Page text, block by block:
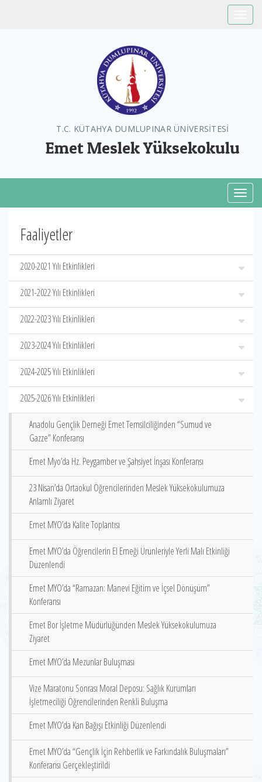
T.C. KÜTAHYA DUMLUPINAR ÜNİVERSİTESİ
Emet Meslek Yüksekokulu
Faaliyetler
2020-2021 Yılı Etkinlikleri
2021-2022 Yılı Etkinlikleri
2022-2023 Yılı Etkinlikleri
2023-2024 Yılı Etkinlikleri
2024-2025 Yılı Etkinlikleri
2025-2026 Yılı Etkinlikleri
Anadolu Gençlik Derneği Emet Temsilciliğinden “Sumud ve
Gazze” Konferansı
Emet Myo’da Hz. Peygamber ve Şahsiyet İnşası Konferansı
23 Nisan’da Ortaokul Öğrencilerinden Meslek Yüksekokulumuza
Anlamlı Ziyaret
Emet MYO’da Kalite Toplantısı
Emet MYO’da Öğrencilerin El Emeği Ürünleriyle Yerli Malı Etkinliği
Düzenlendi
Emet MYO’da “Ramazan: Manevi Eğitim ve İçsel Dönüşüm”
Konferansı
Emet Bor İşletme Müdürlüğünden Meslek Yüksekokulumuza
Ziyaret
Emet MYO’da Mezunlar Buluşması
Vize Maratonu Sonrası Moral Deposu: Sağlık Kurumları
İşletmeciliği Öğrencilerinden Renkli Buluşma
Emet MYO’da Kan Bağışı Etkinliği Düzenlendi
Emet MYO’da “Gençlik İçin Rehberlik ve Farkındalık Buluşmaları”
Konferansı Gerçekleştirildi